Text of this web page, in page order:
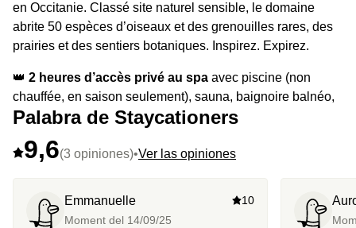
en Occitanie. Classé site naturel sensible, le domaine
abrite 50 espèces d’oiseaux et des grenouilles rares, des
prairies et des sentiers botaniques. Inspirez. Expirez.
👑 2 heures d’accès privé au spa avec piscine (non
chauffée, en saison seulement), sauna, baignoire balnéo,
lit et siège hydromassants, et espace fitness privatif.
verre de vin occitan ou une boisson soft ou ajoutez à ce
Le highlight :le spa installé dans une chapelle
historique, juste magique.
Palabra de Staycationers
9,6(3 opiniones)•Ver las opiniones
Emmanuelle
Moment del 14/09/25
10